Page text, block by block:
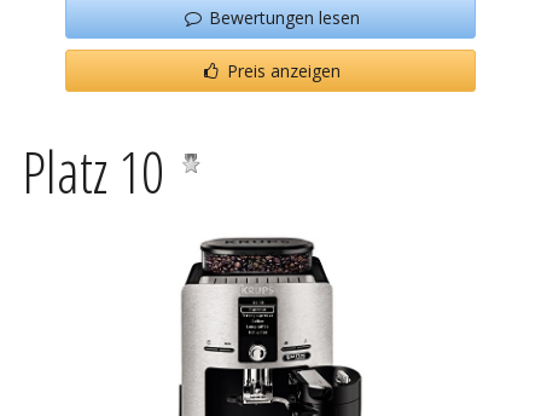
Bewertungen lesen
Preis anzeigen
Platz 10